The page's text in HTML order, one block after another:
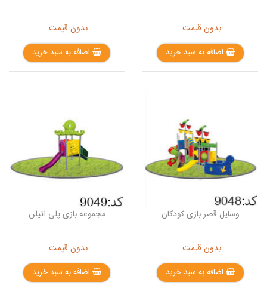
بدون قیمت
اضافه به سبد خرید
بدون قیمت
اضافه به سبد خرید
وسایل قصر بازی کودکان
بدون قیمت
اضافه به سبد خرید
مجموعه بازی پلی اتیلن
بدون قیمت
اضافه به سبد خرید